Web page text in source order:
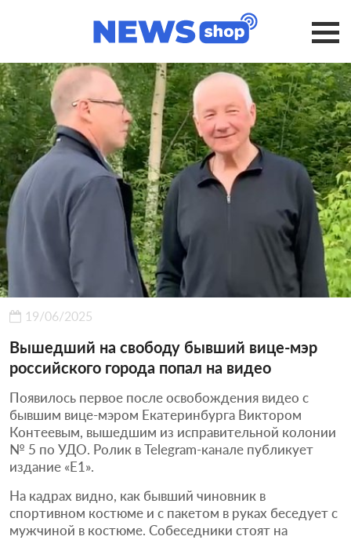
19/06/2025
Вышедший на свободу бывший вице-мэр
российского города попал на видео
Появилось первое после освобождения видео с
бывшим вице-мэром Екатеринбурга Виктором
Контеевым, вышедшим из исправительной колонии
№ 5 по УДО. Ролик в Telegram-канале публикует
издание «Е1».
На кадрах видно, как бывший чиновник в
спортивном костюме и с пакетом в руках беседует с
мужчиной в костюме. Собеседники стоят на